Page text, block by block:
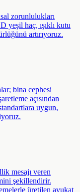
zorunlulukları
yeşil haç, ışıklı kutu
artırıyoruz.
bina cephesi
açısından
uygun,
mesajı veren
şekillendirir.
üretilen avukat